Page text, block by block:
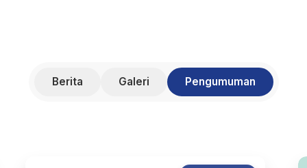
Berita Galeri Pengumuman